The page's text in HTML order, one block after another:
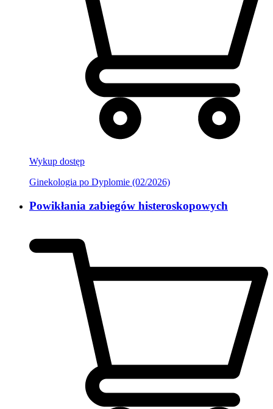
Wykup dostęp
Ginekologia po Dyplomie (02/2026)
Powikłania zabiegów histeroskopowych